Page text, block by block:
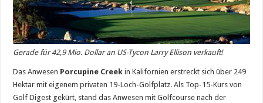
Gerade für 42,9 Mio. Dollar an US-Tycon Larry Ellison verkauft!
Das Anwesen Porcupine Creekin Kalifornien erstreckt sich über 249
Hektar mit eigenem privaten 19-Loch-Golfplatz. Als Top-15-Kurs von
Golf Digest gekürt, stand das Anwesen mit Golfcourse nach der